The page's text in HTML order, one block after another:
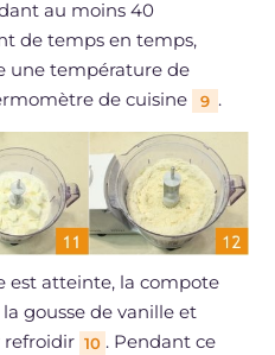
au moins 40
de temps en temps,
une température de
de cuisine
9 .
est atteinte, la compote
gousse de vanille et
refroidir 10 . Pendant ce